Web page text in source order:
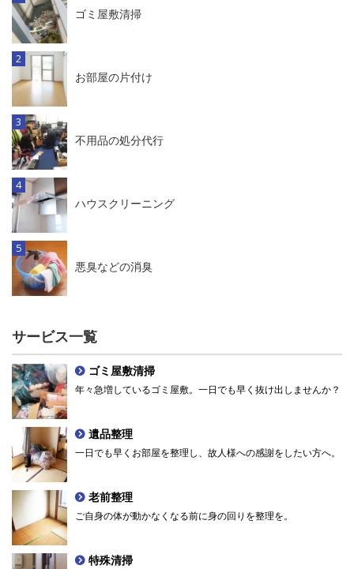
ゴミ屋敷清掃
お部屋の片付け
不用品の処分代行
ハウスクリーニング
悪臭などの消臭
サービス一覧
ゴミ屋敷清掃
年々急増しているゴミ屋敷。一日でも早く抜け出しませんか？
遺品整理
一日でも早くお部屋を整理し、故人様への感謝をしたい方へ。
老前整理
ご自身の体が動かなくなる前に身の回りを整理を。
特殊清掃